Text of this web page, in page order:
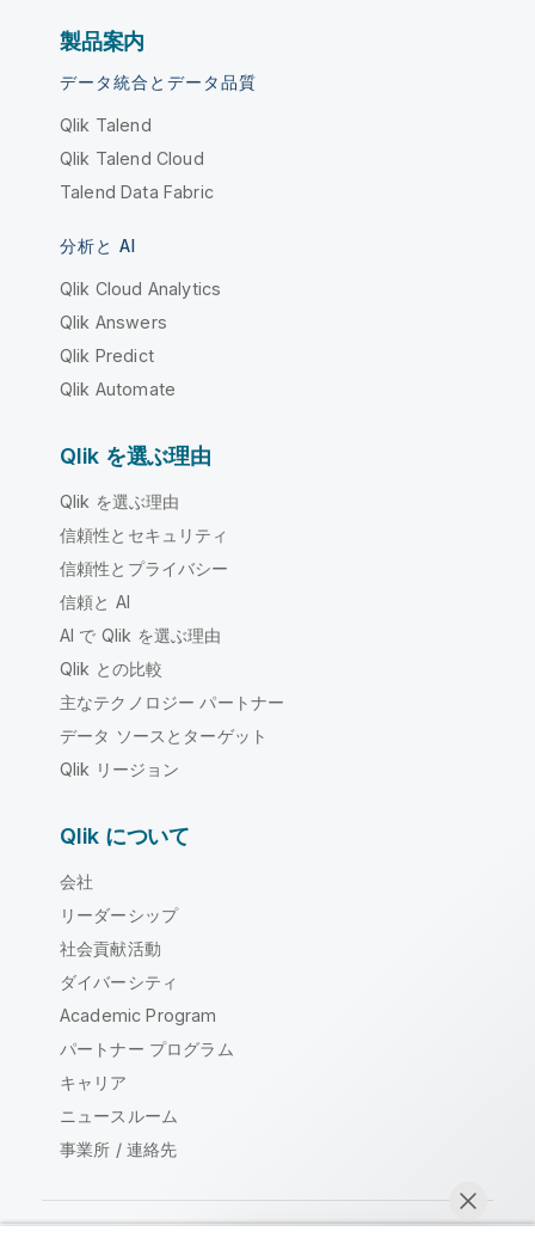
製品案内
データ統合とデータ品質
Qlik Talend
Qlik Talend Cloud
Talend Data Fabric
分析と AI
Qlik Cloud Analytics
Qlik Answers
Qlik Predict
Qlik Automate
Qlik を選ぶ理由
Qlik を選ぶ理由
信頼性とセキュリティ
信頼性とプライバシー
信頼と AI
AI で Qlik を選ぶ理由
Qlik との比較
主なテクノロジー パートナー
データ ソースとターゲット
Qlik リージョン
Qlik について
会社
リーダーシップ
社会貢献活動
ダイバーシティ
Academic Program
パートナー プログラム
キャリア
ニュースルーム
事業所 / 連絡先